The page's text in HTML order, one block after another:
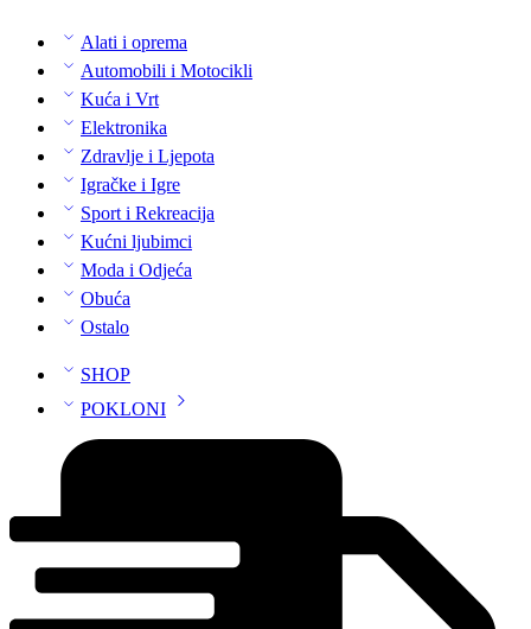
Alati i oprema
Automobili i Motocikli
Kuća i Vrt
Elektronika
Zdravlje i Ljepota
Igračke i Igre
Sport i Rekreacija
Kućni ljubimci
Moda i Odjeća
Obuća
Ostalo
SHOP
POKLONI